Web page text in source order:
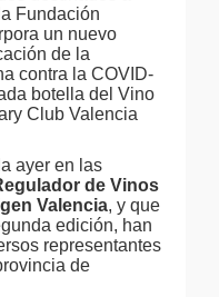
Fundación
un nuevo
de la
contra la COVID-
botella del Vino
Club Valencia
ayer en las
de Vinos
Valencia, y que
edición, han
representantes
de